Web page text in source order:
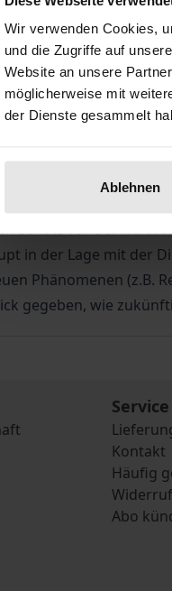
Wir verwenden Cookies,
und die Zugriffe auf
Website an unsere
möglicherweise mit
der Dienste gesammelt
Ablehnen
den
von
Schutz vor der
in der Lage mit der
Phänomenen (z.B.
gegeben, wie
Service
Kontakt
Häufig
Widerruf
Abo